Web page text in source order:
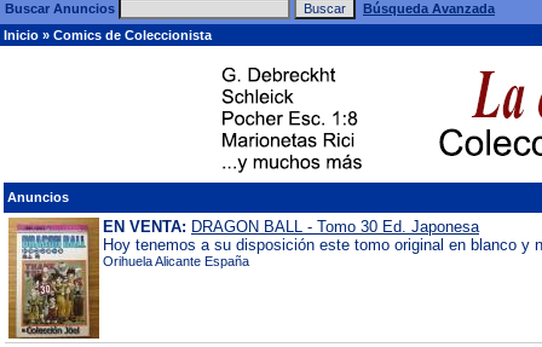
Buscar Anuncios
Búsqueda Avanzada
Inicio » Comics de Coleccionista
Anuncios
EN VENTA: DRAGON BALL - Tomo 30 Ed. Japonesa
Hoy tenemos a su disposición este tomo original en blanco y
Orihuela Alicante España